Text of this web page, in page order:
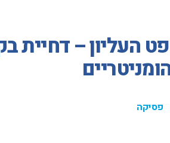
העליון – דחיית
פסיקה